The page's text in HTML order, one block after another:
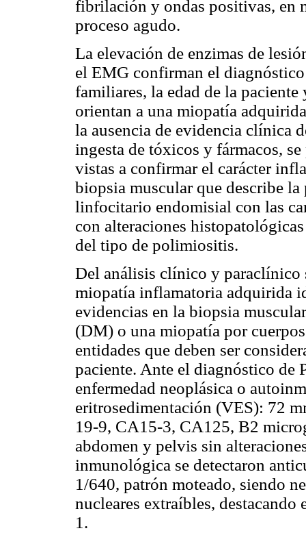
fibrilación y ondas positivas, en
proceso agudo.
La elevación de enzimas de
el EMG confirman el
familiares, la edad de la
orientan a una miopatía
la ausencia de evidencia clínica
ingesta de tóxicos y fármacos,
vistas a confirmar el carácter
biopsia muscular que describe
linfocitario endomisial con las
con alteraciones
del tipo de polimiositis.
Del análisis clínico y paraclínico
miopatía inflamatoria adquirida
evidencias en la biopsia
(DM) o una miopatía por
entidades que deben ser
paciente. Ante el diagnóstico de
enfermedad neoplásica o
eritrosedimentación (VES): 72
19-9, CA15-3, CA125, B2
abdomen y pelvis sin
inmunológica se detectaron
1/640, patrón moteado, siendo
nucleares extraíbles,
1.